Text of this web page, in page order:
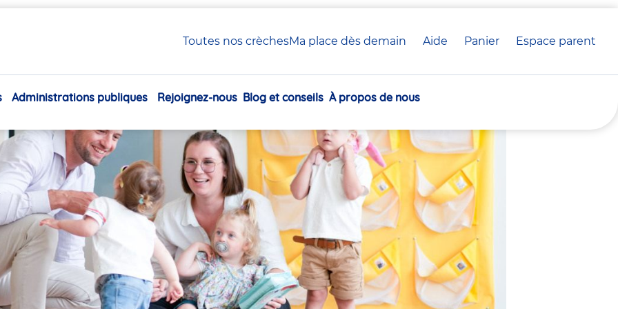
Toutes nos crèchesMa place dès demain Aide Panier crèche(s)
Espace parent
Navigation
Administrations publiques Rejoignez-nous Blog et conseils À propos de nous